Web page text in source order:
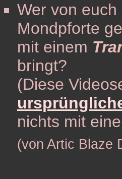
Wer von
Mondpforte
mit einem
bringt?
(Diese
nichts mit
(von Artic Blaze